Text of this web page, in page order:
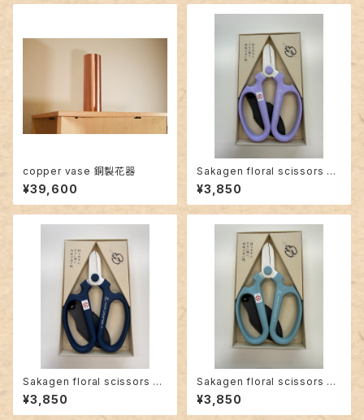
copper vase 銅製花器
¥39,600
Sakagen floral scissors F-
170 with wire cutters Lave
nder
¥3,850
Sakagen floral scissors F-
170 with wire cutters Blue
¥3,850
Sakagen floral scissors F-
170 with wire cutters Smok
y Aqua
¥3,850